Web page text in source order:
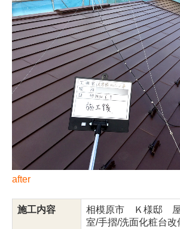
after
施工内容
相模原市 Ｋ様邸 屋
室/手摺/洗面化粧台改